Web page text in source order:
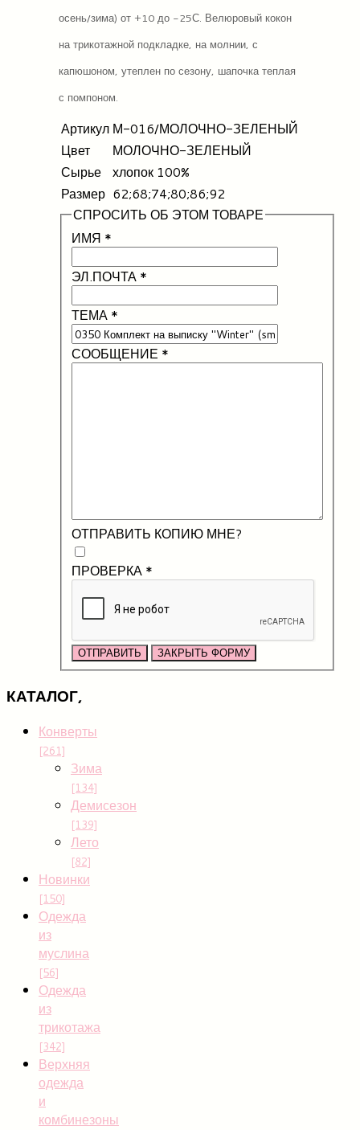
осень/зима) от +10 до -25С. Велюровый кокон
на трикотажной подкладке, на молнии, с
капюшоном, утеплен по сезону, шапочка теплая
с помпоном.
Артикул М-016/МОЛОЧНО-ЗЕЛЕНЫЙ
Цвет
МОЛОЧНО-ЗЕЛЕНЫЙ
Сырье
хлопок 100%
Размер 62;68;74;80;86;92
СПРОСИТЬ ОБ ЭТОМ ТОВАРЕ
ИМЯ *
ЭЛ.ПОЧТА*
ТЕМА*
СООБЩЕНИЕ *
ОТПРАВИТЬ КОПИЮ МНЕ?
ПРОВЕРКА*
ОТПРАВИТЬ ЗАКРЫТЬ ФОРМУ
КАТАЛОГ,
Конверты
[261]
Зима
[134]
Демисезон
[139]
Лето
[82]
Новинки
[150]
Одежда
из
муслина
[56]
Одежда
из
трикотажа
[342]
Верхняя
одежда
и
комбинезоны